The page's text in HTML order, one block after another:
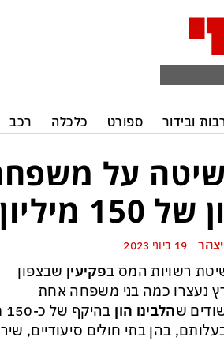
ובידור ספורט כלכלה רכב
על
מיליון שקלים
רשויות המס בפקיעין שבצפון
נעצרו כמה בני משפחה אחת
שהלבינו הון
בהן בתי חולים סיעודיים,